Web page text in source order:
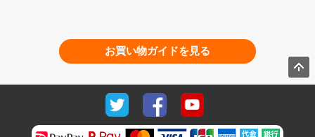
お買い物ガイドを見る